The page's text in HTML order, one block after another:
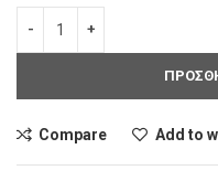
Compare Add to